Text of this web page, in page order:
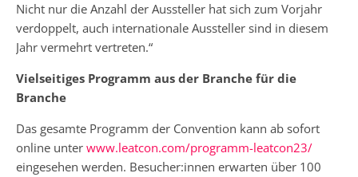
Nicht nur die Anzahl der Aussteller hat sich zum Vorjahr
verdoppelt, auch internationale Aussteller sind in diesem
Jahr vermehrt vertreten.“
Vielseitiges Programm aus der Branche für die
Branche
Das gesamte Programm der Convention kann ab sofort
online unter www.leatcon.com/programm-leatcon23/
eingesehen werden. Besucher:innen erwarten über 100